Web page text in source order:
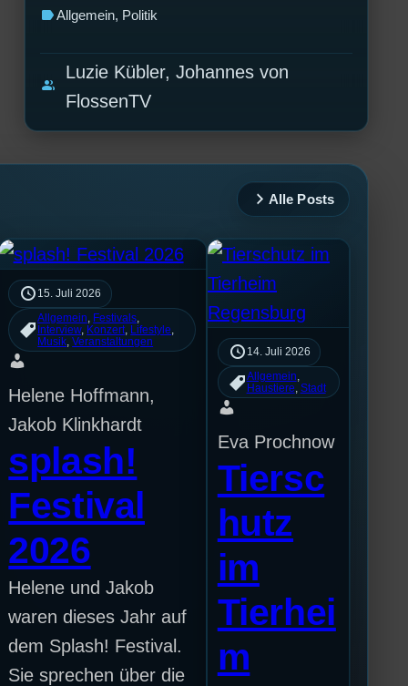
labelAllgemein, Politik
group
Luzie Kübler, Johannes von
FlossenTV
Alle Posts
15. Juli 2026
Allgemein Festivals
Interview, Konzert Lifestyle
Musik , Veranstaltungen
Helene Hoffmann,
Jakob Klinkhardt
splash!
Festival
2026
Helene und Jakob
waren dieses Jahr auf
dem Splash! Festival.
Sie sprechen über die
14. Juli 2026
Allgemein
Haustiere Stadt
Eva Prochnow
Tiersc
hutz
im
Tierhei
m